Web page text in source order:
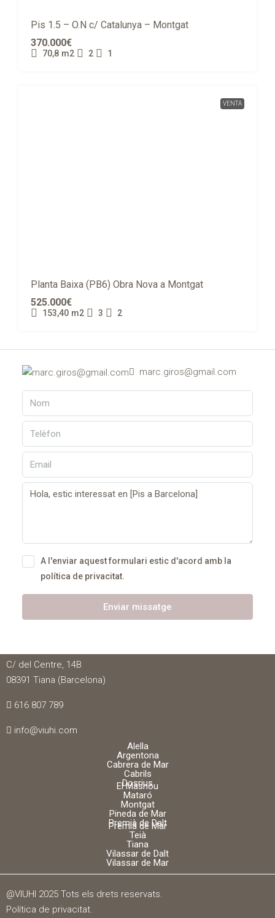
Pis 1.5 – O.N c/ Catalunya – Montgat
370.000€
70,8 m2 2 1
VENTA
Planta Baixa (PB6) Obra Nova a Montgat
525.000€
153,40 m2 3 2
marc.giros@gmail.com
A l'enviar aquest formulari estic d'acord amb la
política de privacitat.
Enviar missatge
C/ del Centre, 14B
08391 Tiana (Barcelona)
616 807 789
info@viuhi.com
Alella
Argentona
Cabrera de Mar
Cabrils
Dosrius
El Masnou
Mataró
Montgat
Pineda de Mar
Premià de Dalt
Premià de Mar
Teià
Tiana
Vilassar de Dalt
Vilassar de Mar
@VIUHI 2025 Tots els drets reservats.
Política de privacitat